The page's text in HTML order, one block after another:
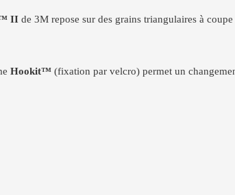
II de 3M repose sur des grains triangulaires à
Hookit™ (fixation par velcro) permet un